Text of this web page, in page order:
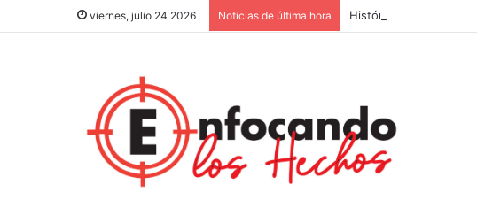
viernes, julio 24 2026 Noticias de última hora Histórico: Gobierno